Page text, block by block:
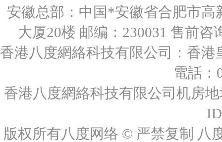
安徽总部：中国*安徽省合肥市
大厦20楼 邮编：230031 售前咨
香港八度網絡科技有限公司：香
電話：
香港八度網絡科技有限公司机房
版权所有八度网络 © 严禁复制